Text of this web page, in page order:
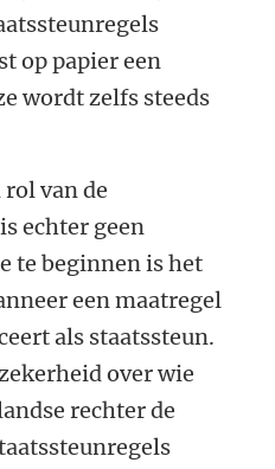
op papier een
wordt zelfs steeds
van de
echter geen
te beginnen is het
een maatregel
als staatssteun.
over wie
rechter de